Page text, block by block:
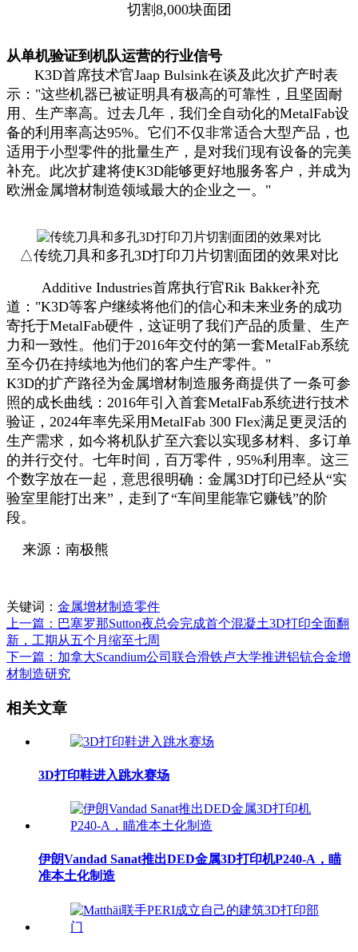
切割8,000块面团
从单机验证到机队运营的行业信号
K3D首席技术官Jaap Bulsink在谈及此次扩产时表
示："这些机器已被证明具有极高的可靠性，且坚固耐
用、生产率高。过去几年，我们全自动化的MetalFab设
备的利用率高达95%。它们不仅非常适合大型产品，也
适用于小型零件的批量生产，是对我们现有设备的完美
补充。此次扩建将使K3D能够更好地服务客户，并成为
欧洲金属增材制造领域最大的企业之一。"
△传统刀具和多孔3D打印刀片切割面团的效果对比
Additive Industries首席执行官Rik Bakker补充
道："K3D等客户继续将他们的信心和未来业务的成功
寄托于MetalFab硬件，这证明了我们产品的质量、生产
力和一致性。他们于2016年交付的第一套MetalFab系统
至今仍在持续地为他们的客户生产零件。"
K3D的扩产路径为金属增材制造服务商提供了一条可参
照的成长曲线：2016年引入首套MetalFab系统进行技术
验证，2024年率先采用MetalFab 300 Flex满足更灵活的
生产需求，如今将机队扩至六套以实现多材料、多订单
的并行交付。七年时间，百万零件，95%利用率。这三
个数字放在一起，意思很明确：金属3D打印已经从“实
验室里能打出来”，走到了“车间里能靠它赚钱”的阶
段。
来源：南极熊
关键词： 金属增材制造零件
上一篇：巴塞罗那Sutton夜总会完成首个混凝土3D打印全面翻
新，工期从五个月缩至七周
下一篇：加拿大Scandium公司联合滑铁卢大学推进铝钪合金增
材制造研究
相关文章
3D打印鞋进入跳水赛场
伊朗Vandad Sanat推出DED金属3D打印机P240-A，瞄
准本土化制造